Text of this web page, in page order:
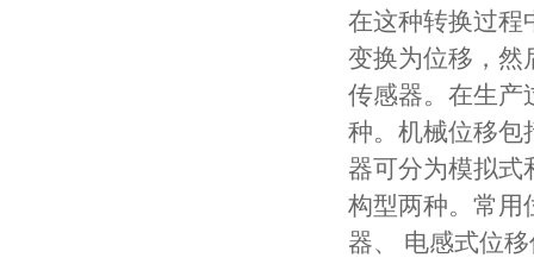
在这种转换过程
变换为位移，然
传感器。在生产
种。机械位移包
器可分为模拟式
构型两种。常用
器、 电感式位